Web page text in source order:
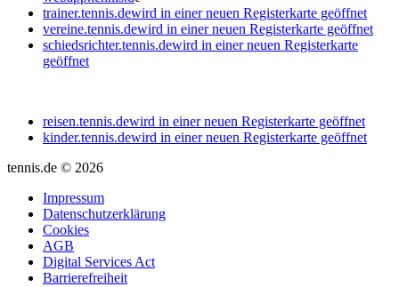
trainer.tennis.dewird in einer neuen Registerkarte geöffnet
vereine.tennis.dewird in einer neuen Registerkarte geöffnet
schiedsrichter.tennis.dewird in einer neuen Registerkarte
geöffnet
reisen.tennis.dewird in einer neuen Registerkarte geöffnet
kinder.tennis.dewird in einer neuen Registerkarte geöffnet
tennis.de © 2026
Impressum
Datenschutzerklärung
Cookies
AGB
Digital Services Act
Barrierefreiheit